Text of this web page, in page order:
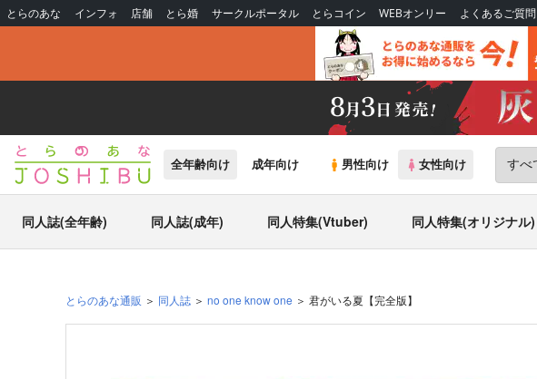
とらのあな インフォ 店舗 とら婚 サークルポータル とらコイン WEBオンリー よくあるご質問
全年齢向け 成年向け 男性向け 女性向け
同人誌(全年齢) 同人誌(成年) 同人特集(Vtuber) 同人特集(オリジナル)
とらのあな通販 同人誌 no one know one 君がいる夏【完全版】